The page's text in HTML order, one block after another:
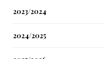
2023/2024
2024/2025